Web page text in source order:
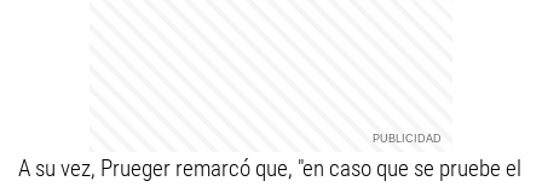
A su vez, Prueger remarcó que, "en caso que se pruebe el